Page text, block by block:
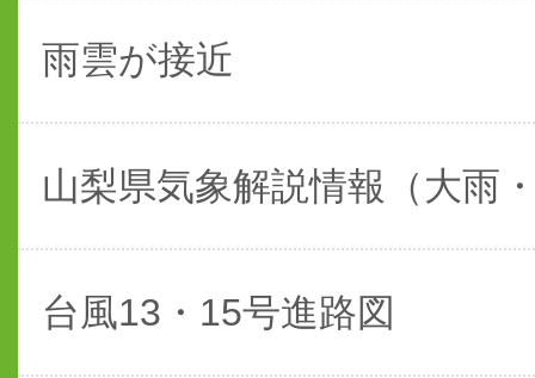
雨雲が接近
山梨県気象解説情報（大雨
台風13・15号進路図